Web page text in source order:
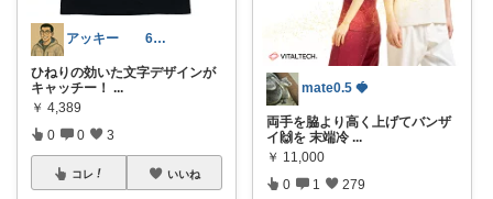
アッキー 6才娘👧子育て中💪
ひねりの効いた文字デザインが
キャッチー！ ...
￥ 4,389
0 0 3
コレ いいね
mate0.5 🍓
両手を脇より高く上げてバンザ
イ🙌を 末端冷 ...
￥ 11,000
0 1 279